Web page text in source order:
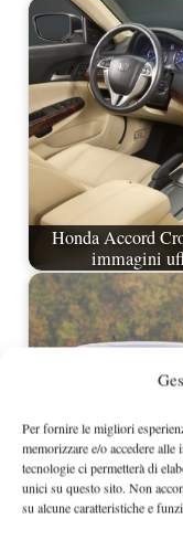
Per fornire le migliori
memorizzare e/o accedere
tecnologie ci permetterà di
unici su questo sito. Non
su alcune caratteristiche e
Honda Accord
immagini
Prezzi Honda